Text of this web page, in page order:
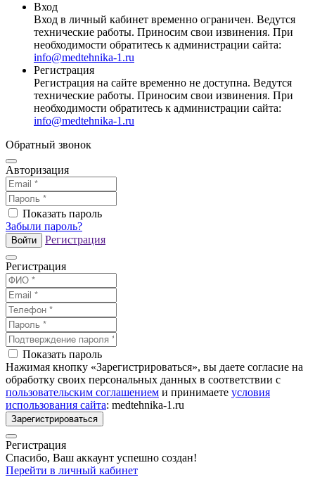
Вход
Вход в личный кабинет временно ограничен. Ведутся
технические работы. Приносим свои извинения. При
необходимости обратитесь к администрации сайта:
info@medtehnika-1.ru
Регистрация
Регистрация на сайте временно не доступна. Ведутся
технические работы. Приносим свои извинения. При
необходимости обратитесь к администрации сайта:
info@medtehnika-1.ru
Обратный звонок
Авторизация
Показать пароль
Забыли пароль?
Войти Регистрация
Регистрация
Показать пароль
Нажимая кнопку «Зарегистрироваться», вы даете согласие на
обработку своих персональных данных в соответствии с
пользовательским соглашением и принимаете условия
использования сайта: medtehnika-1.ru
Зарегистрироваться
Регистрация
Спасибо, Ваш аккаунт успешно создан!
Перейти в личный кабинет